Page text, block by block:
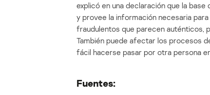
explicó en una declaración que la
y provee la información necesaria
fraudulentos que parecen auténticos,
También puede afectar los procesos
fácil hacerse pasar por otra persona
Fuentes: